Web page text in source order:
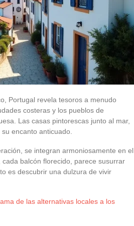
Portugal revela tesoros a menudo
costeras y los pueblos de
Las casas pintorescas junto al mar,
encanto anticuado.
se integran armoniosamente en el
balcón florecido, parece susurrar
es descubrir una dulzura de vivir
de las alternativas locales a los